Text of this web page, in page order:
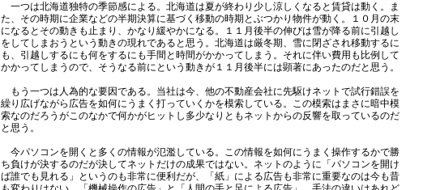
一つは北海道独特の季節感による。北海道は夏が終わり少し涼しくなると賃貸は動く。ま
た、その時期に企業などの半期決算に基づく移動の時期とぶつかり物件が動く。１０月の末
になるとその動きも止まり、かなり緩やかになる。１１月後半の伸びは雪が降る前に引越し
をしてしまおうという動きの現れであると思う。北海道は厳冬期、雪に閉ざされ移動するに
も、引越しするにも何をするにも手間と時間がかかってしまう。それに伴い費用も比例して
かかってしまうので、そうなる前にという動きが１１月後半には顕著にあったのだと思う。
もう一つは人為的な要因である。当社は今、他の不動産会社に先駆けネットで試行錯誤を
繰り広げながら広告を如何にうまく打っていくかを模索している。この模索はまさに暗中模
索なのだろうがこのなかで何かがヒットし多少なりともネットからの反響を取っているのだ
と思う。
今パソコンを開くと多くの情報が氾濫している。この情報を如何にうまく操作するかで勝
ち負けが決するのだが決してネットだけの成果ではない。ネットのように「パソコンを開け
ば誰でも見れる」というのも非常に便利だが、「紙」による広告も非常に重要なのは今も昔